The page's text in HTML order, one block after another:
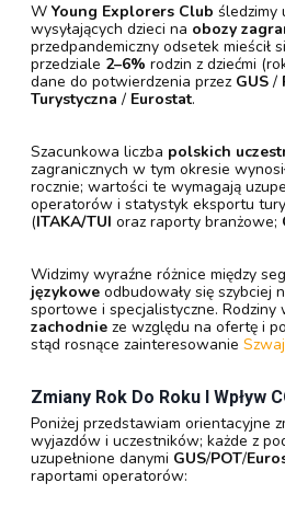
W Young Explorers Club śledzimy
wysyłających dzieci na obozy
przedpandemiczny odsetek mieścił
przedziale 2–6% rodzin z dziećmi
dane do potwierdzenia przez GUS /
Turystyczna / Eurostat.
Szacunkowa liczba polskich
zagranicznych w tym okresie
rocznie; wartości te wymagają
operatorów i statystyk eksportu
(ITAKA/TUI oraz raporty branżowe;
Widzimy wyraźne różnice między
językowe odbudowały się szybciej
sportowe i specjalistyczne. Rodziny
zachodnie ze względu na ofertę i
stąd rosnące zainteresowanie
Zmiany Rok Do Roku I Wpływ
Poniżej przedstawiam orientacyjne
wyjazdów i uczestników; każde z
uzupełnione danymi GUS/POT/
raportami operatorów: